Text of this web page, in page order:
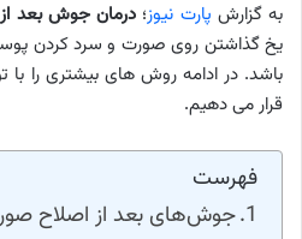
به گزارش پارت نیوز؛ درمان جوش بعد
یخ گذاشتن روی صورت و سرد کردن
باشد. در ادامه روش های بیشتری را با
قرار می دهیم.
فهرست
جوش‌های بعد از اصلاح